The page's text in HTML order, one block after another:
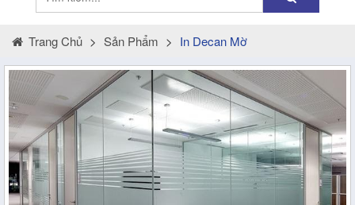
Trang Chủ > Sản Phẩm > In Decan Mờ